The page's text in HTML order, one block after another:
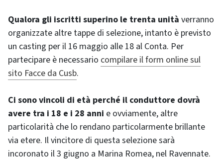
Qualora gli iscritti superino le trenta unità verranno
organizzate altre tappe di selezione, intanto è previsto
un casting per il 16 maggio alle 18 al Conta. Per
partecipare è necessario compilare il form online sul
sito Facce da Cusb.
Ci sono vincoli di età perché il conduttore dovrà
avere tra i 18 e i 28 anni e ovviamente, altre
particolarità che lo rendano particolarmente brillante
via etere. Il vincitore di questa selezione sarà
incoronato il 3 giugno a Marina Romea, nel Ravennate.